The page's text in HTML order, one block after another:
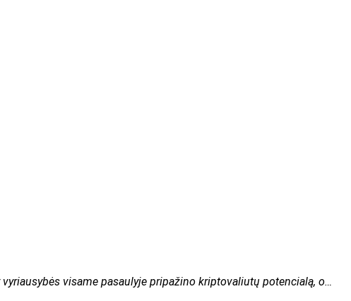
visame pasaulyje pripažino kriptovaliutų potencialą, o…